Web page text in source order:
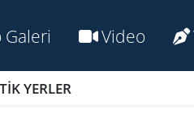
Galeri Video
YERLER